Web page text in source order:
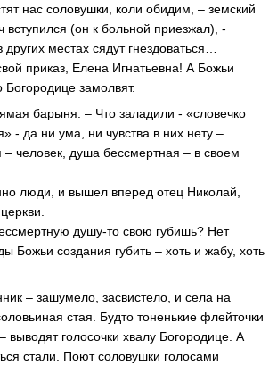
нас соловушки, коли обидим, – земский
(он к больной приезжал), -
местах сядут гнездоваться…
приказ, Елена Игнатьевна! А Божьи
Богородице замолвят.
барыня. – Что заладили - «словечко
- да ни ума, ни чувства в них нету –
– человек, душа бессмертная – в своем
люди, и вышел вперед отец Николай,
душу-то свою губишь? Нет
Божьи создания губить – хоть и жабу, хоть
– зашумело, засвистело, и села на
стая. Будто тоненькие флейточки
выводят голосочки хвалу Богородице. А
стали. Поют соловушки голосами